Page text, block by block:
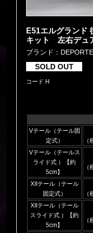
E51エルグランド
キット 左右デュ
ブランド：DEPORTE
SOLD OUT
コード H
Vテール（テール固
定式）
Vテール（テールス
ライド式 ）【約
5cm】
XIIテール（テール
固定式）
XIIテール（テール
スライド式 ）【約
5cm】